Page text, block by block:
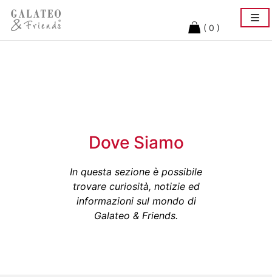
( 0 )
Dove Siamo
In questa sezione è possibile
trovare curiosità, notizie ed
informazioni sul mondo di
Galateo & Friends.